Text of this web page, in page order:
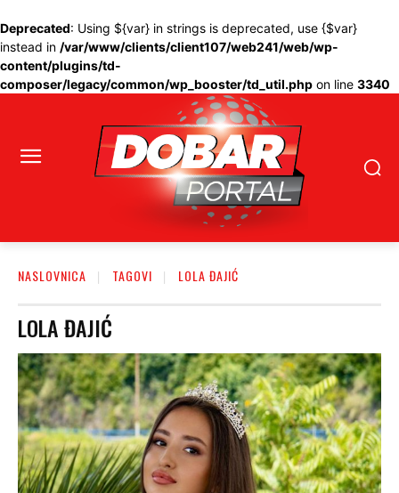
Deprecated: Using ${var} in strings is deprecated, use {$var}
instead in /var/www/clients/client107/web241/web/wp-
content/plugins/td-
composer/legacy/common/wp_booster/td_util.php on line 3340
NASLOVNICA TAGOVI LOLA ĐAJIĆ
LOLA ĐAJIĆ